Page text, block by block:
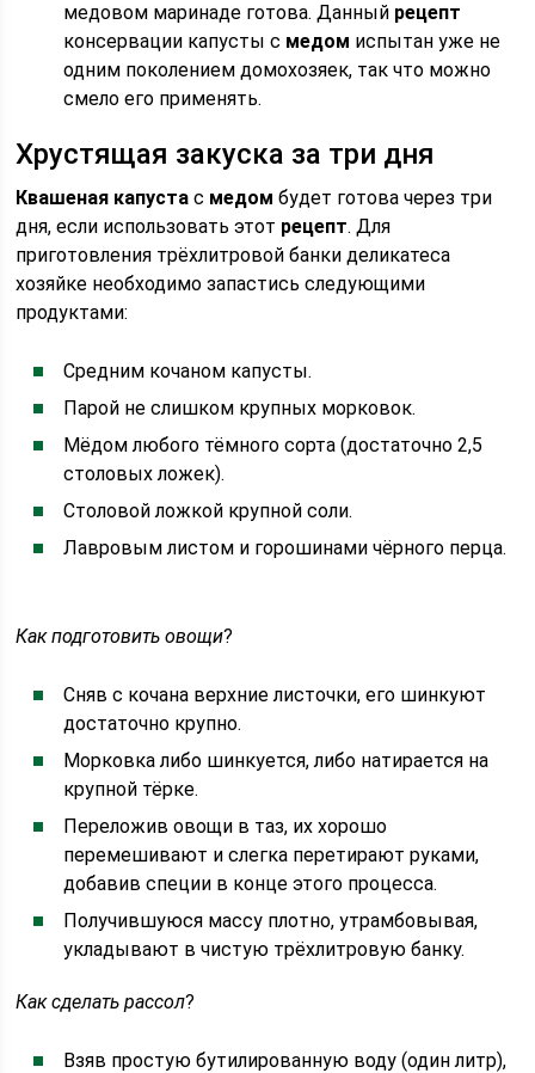
медовом маринаде готова. Данный рецепт
консервации капусты с медом испытан уже не
одним поколением домохозяек, так что можно
смело его применять.
Хрустящая закуска за три дня
Квашеная капуста с медом будет готова через три
дня, если использовать этот рецепт. Для
приготовления трёхлитровой банки деликатеса
хозяйке необходимо запастись следующими
продуктами:
Средним кочаном капусты.
Парой не слишком крупных морковок.
Мёдом любого тёмного сорта (достаточно 2,5
столовых ложек).
Столовой ложкой крупной соли.
Лавровым листом и горошинами чёрного перца.
Как подготовить овощи?
Сняв с кочана верхние листочки, его шинкуют
достаточно крупно.
Морковка либо шинкуется, либо натирается на
крупной тёрке.
Переложив овощи в таз, их хорошо
перемешивают и слегка перетирают руками,
добавив специи в конце этого процесса.
Получившуюся массу плотно, утрамбовывая,
укладывают в чистую трёхлитровую банку.
Как сделать рассол?
Взяв простую бутилированную воду (один литр),